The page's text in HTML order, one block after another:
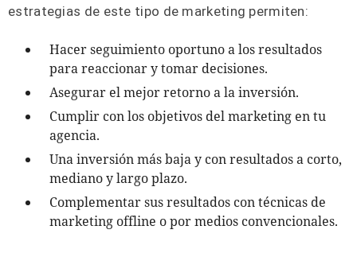
estrategias de este tipo de marketing permiten:
Hacer seguimiento oportuno a los resultados
para reaccionar y tomar decisiones.
Asegurar el mejor retorno a la inversión.
Cumplir con los objetivos del marketing en tu
agencia.
Una inversión más baja y con resultados a corto,
mediano y largo plazo.
Complementar sus resultados con técnicas de
marketing offline o por medios convencionales.